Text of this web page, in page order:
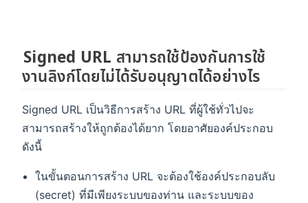
Signed URL สามารถใช้ป้องกันการใช้
งานลิงก์โดยไม่ได้รับอนุญาตได้อย่างไร
Signed URL เป็นวิธีการสร้าง URL ที่ผู้ใช้ทั่วไปจะ
สามารถสร้างให้ถูกต้องได้ยาก โดยอาศัยองค์ประกอบ
ดังนี้
ในขั้นตอนการสร้าง URL จะต้องใช้องค์ประกอบลับ
(secret) ที่มีเพียงระบบของท่าน และระบบของ